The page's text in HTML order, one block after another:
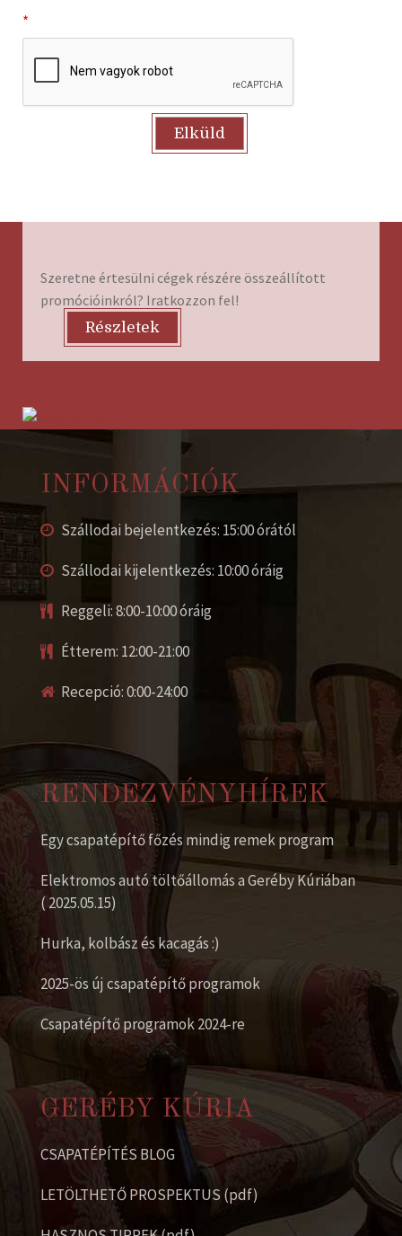
Szeretne értesülni cégek részére összeállított
promócióinkról? Iratkozzon fel!
Részletek
INFORMÁCIÓK
Szállodai bejelentkezés: 15:00 órától
Szállodai kijelentkezés: 10:00 óráig
Reggeli: 8:00-10:00 óráig
Étterem: 12:00-21:00
Recepció: 0:00-24:00
RENDEZVÉNYHÍREK
Egy csapatépítő főzés mindig remek program
Elektromos autó töltőállomás a Geréby Kúriában
( 2025.05.15)
Hurka, kolbász és kacagás :)
2025-ös új csapatépítő programok
Csapatépítő programok 2024-re
GERÉBY KÚRIA
CSAPATÉPÍTÉS BLOG
LETÖLTHETŐ PROSPEKTUS (pdf)